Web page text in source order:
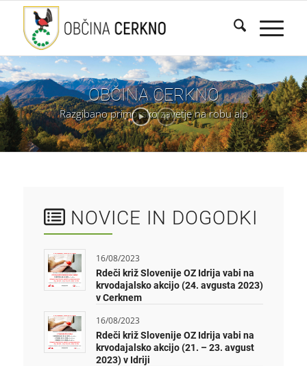
Razgibano primorsko zavetje na robualp
OBČINA CERKNO
NOVICE IN DOGODKI
16/08/2023
Rdeči križ Slovenije OZ Idrija vabi na
krvodajalsko akcijo (24. avgusta 2023)
v Cerknem
16/08/2023
Rdeči križ Slovenije OZ Idrija vabi na
krvodajalsko akcijo (21. – 23. avgust
2023) v Idriji